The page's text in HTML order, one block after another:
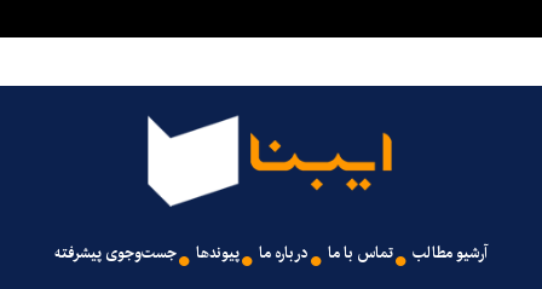
آرشیو مطالب تماس با ما درباره ما پیوندها جست‌وجوی پیشرفته